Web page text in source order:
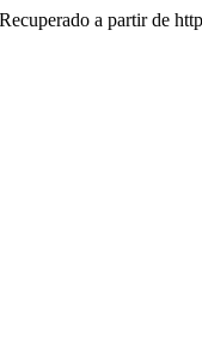
a partir de